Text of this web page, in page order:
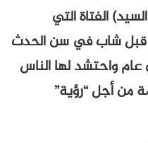
الفتاة التي
قبل شاب في سن الحدث
واحتشد لها الناس
من أجل “رؤية”